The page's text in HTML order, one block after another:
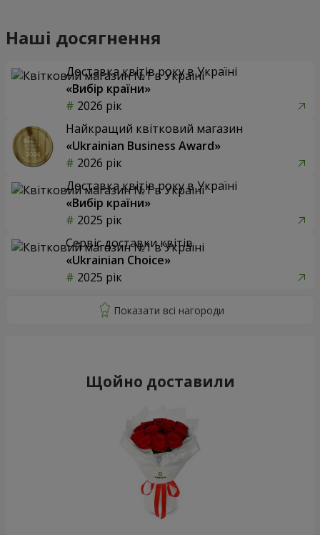
Наші досягнення
Доставка квітів року в Україні
«Вибір країни»
2026 рік
Найкращий квітковий магазин
«Ukrainian Business Award»
2026 рік
Доставка квітів року в Україні
«Вибір країни»
2025 рік
Сервіс доставки квітів
«Ukrainian Choice»
2025 рік
Щойно доставили